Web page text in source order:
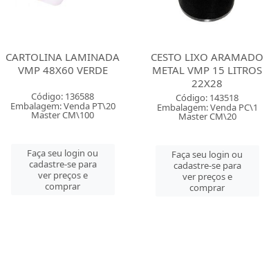
CARTOLINA LAMINADA
VMP 48X60 VERDE
Código: 136588
Embalagem: Venda PT\20
Master CM\100
Faça seu login ou
cadastre-se para
ver preços e
comprar
CESTO LIXO ARAMADO
METAL VMP 15 LITROS
22X28
Código: 143518
Embalagem: Venda PC\1
Master CM\20
Faça seu login ou
cadastre-se para
ver preços e
comprar